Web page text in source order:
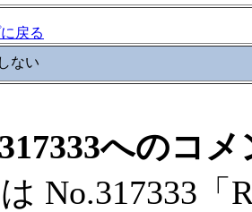
戻る
ない
へのコメ
No.317333